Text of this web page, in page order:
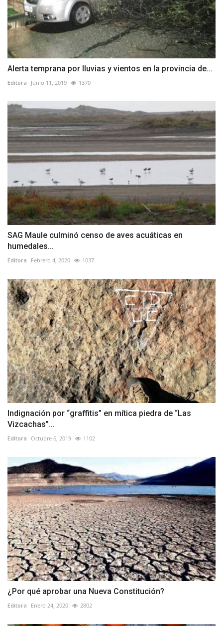
Alerta temprana por lluvias y vientos en la provincia de...
Editora Junio 11, 2019 1370
SAG Maule culminó censo de aves acuáticas en
humedales...
Editora Febrero 4, 2020 1037
Indignación por “graffitis” en mítica piedra de “Las
Vizcachas”...
Editora Octubre 6, 2019 1102
¿Por qué aprobar una Nueva Constitución?
Editora Enero 24, 2020 2802